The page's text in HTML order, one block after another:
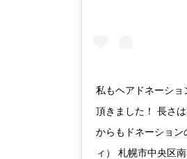
私もヘアドネーショ
頂きました！ 長さ
からもドネーショ
ィ） 札幌市中央区